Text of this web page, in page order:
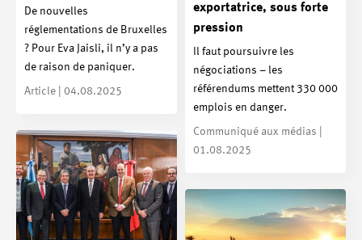
De nouvelles
réglementations de Bruxelles
? Pour Eva Jaisli, il n’y a pas
de raison de paniquer.
Article | 04.08.2025
exportatrice, sous forte
pression
Il faut poursuivre les
négociations – les
référendums mettent 330 000
emplois en danger.
Communiqué aux médias |
01.08.2025